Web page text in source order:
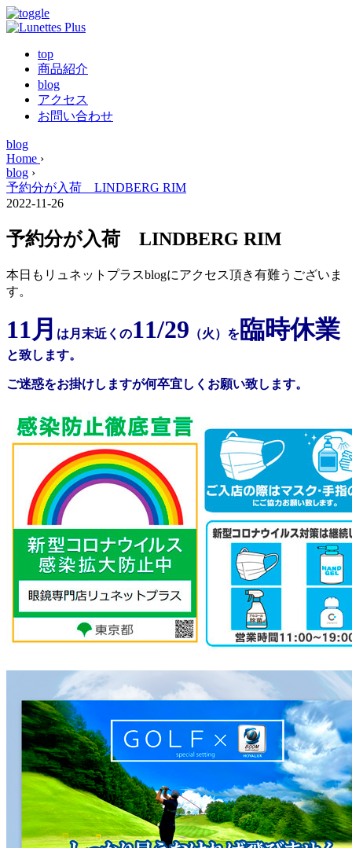
top
商品紹介
blog
アクセス
お問い合わせ
blog
Home ›
blog ›
予約分が入荷 LINDBERG RIM
2022-11-26
予約分が入荷 LINDBERG RIM
本日もリュネットプラスblogにアクセス頂き有難うございま
す。
11月 は月末近くの11/29 （火）を 臨時休業
と致します。
ご迷惑をお掛けしますが何卒宜しくお願い致します。